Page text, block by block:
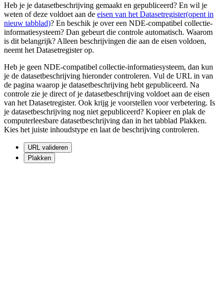
Heb je je datasetbeschrijving gemaakt en gepubliceerd? En wil je
weten of deze voldoet aan de eisen van het Datasetregister(opent in
nieuw tabblad)? En beschik je over een NDE-compatibel collectie-
informatiesysteem? Dan gebeurt die controle automatisch. Waarom
is dit belangrijk? Alleen beschrijvingen die aan de eisen voldoen,
neemt het Datasetregister op.
Heb je geen NDE-compatibel collectie-informatiesysteem, dan kun
je de datasetbeschrijving hieronder controleren. Vul de URL in van
de pagina waarop je datasetbeschrijving hebt gepubliceerd. Na
controle zie je direct of je datasetbeschrijving voldoet aan de eisen
van het Datasetregister. Ook krijg je voorstellen voor verbetering. Is
je datasetbeschrijving nog niet gepubliceerd? Kopieer en plak de
computerleesbare datasetbeschrijving dan in het tabblad Plakken.
Kies het juiste inhoudstype en laat de beschrijving controleren.
URL valideren
Plakken